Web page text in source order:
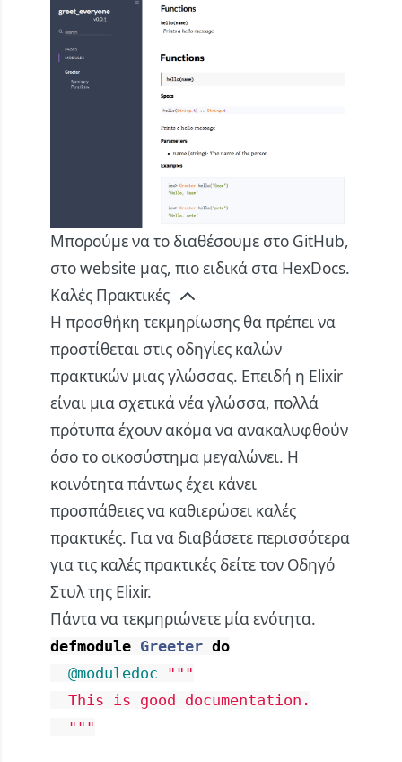
Μπορούμε να το διαθέσουμε στο GitHub,
στο website μας, πιο ειδικά στα HexDocs.
Καλές Πρακτικές
Η προσθήκη τεκμηρίωσης θα πρέπει να
προστίθεται στις οδηγίες καλών
πρακτικών μιας γλώσσας. Επειδή η Elixir
είναι μια σχετικά νέα γλώσσα, πολλά
πρότυπα έχουν ακόμα να ανακαλυφθούν
όσο το οικοσύστημα μεγαλώνει. Η
κοινότητα πάντως έχει κάνει
προσπάθειες να καθιερώσει καλές
πρακτικές. Για να διαβάσετε περισσότερα
για τις καλές πρακτικές δείτε τον Οδηγό
Στυλ της Elixir.
Πάντα να τεκμηριώνετε μία ενότητα.
defmodule Greeter do
@moduledoc
"""
  This is good documentation.
  """